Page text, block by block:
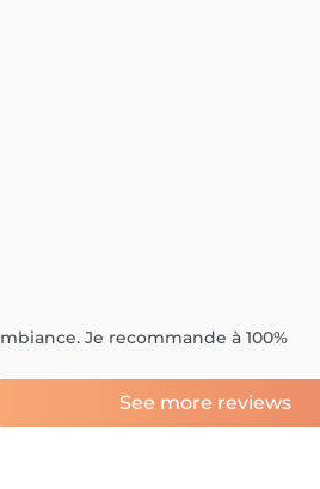
Je recommande à 100%
See more reviews